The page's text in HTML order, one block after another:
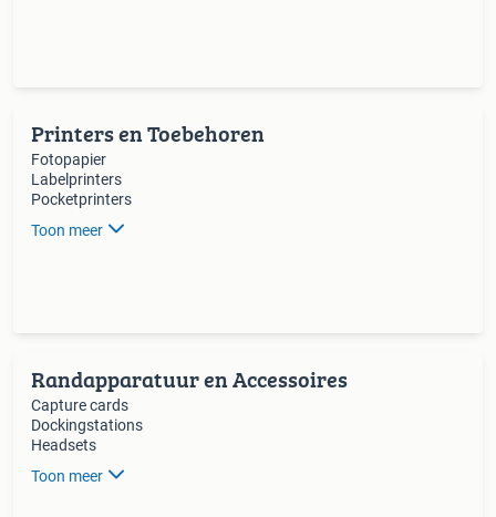
Printers en Toebehoren
Fotopapier
Labelprinters
Pocketprinters
Toon meer
Randapparatuur en Accessoires
Capture cards
Dockingstations
Headsets
Toon meer